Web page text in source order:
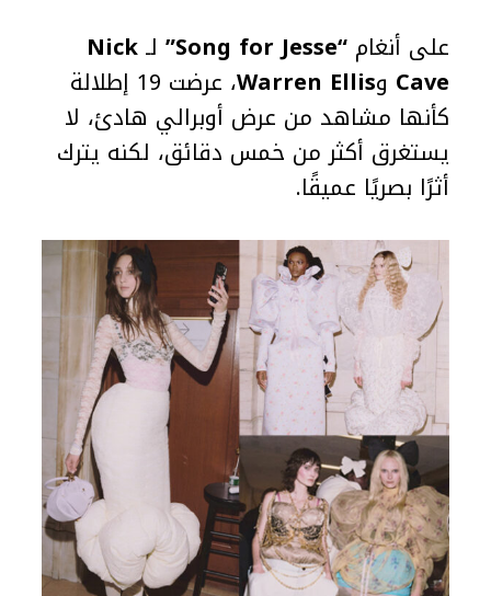
على أنغام “Song for Jesse” لـNick
Cave وWarren Ellis
، عرضت 19 إطلالة
كأنها مشاهد من عرض أوبرالي هادئ، لا
يستغرق أكثر من خمس دقائق، لكنه يترك
أثرًا بصريًا عميقًا.